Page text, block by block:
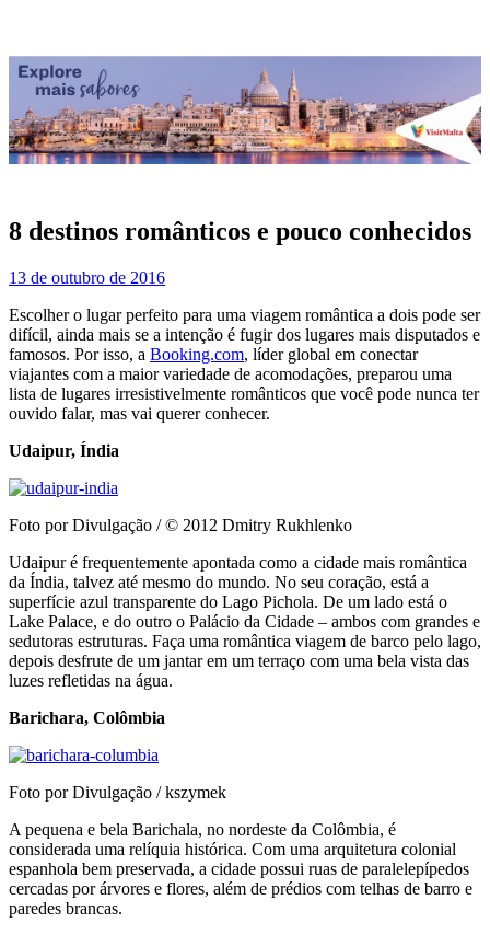
8 destinos românticos e pouco conhecidos
13 de outubro de 2016
Escolher o lugar perfeito para uma viagem romântica a dois pode ser
difícil, ainda mais se a intenção é fugir dos lugares mais disputados e
famosos. Por isso, a Booking.com, líder global em conectar
viajantes com a maior variedade de acomodações, preparou uma
lista de lugares irresistivelmente românticos que você pode nunca ter
ouvido falar, mas vai querer conhecer.
Udaipur, Índia
Foto por Divulgação / © 2012 Dmitry Rukhlenko
Udaipur é frequentemente apontada como a cidade mais romântica
da Índia, talvez até mesmo do mundo. No seu coração, está a
superfície azul transparente do Lago Pichola. De um lado está o
Lake Palace, e do outro o Palácio da Cidade – ambos com grandes e
sedutoras estruturas. Faça uma romântica viagem de barco pelo lago,
depois desfrute de um jantar em um terraço com uma bela vista das
luzes refletidas na água.
Barichara, Colômbia
Foto por Divulgação / kszymek
A pequena e bela Barichala, no nordeste da Colômbia, é
considerada uma relíquia histórica. Com uma arquitetura colonial
espanhola bem preservada, a cidade possui ruas de paralelepípedos
cercadas por árvores e flores, além de prédios com telhas de barro e
paredes brancas.